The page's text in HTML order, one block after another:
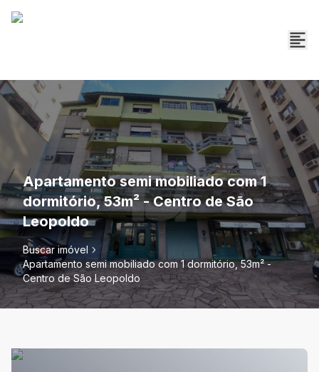
Apartamento semi mobiliado com 1
dormitório, 53m² - Centro de São
Leopoldo
Buscar imóvel
Apartamento semi mobiliado com 1 dormitório, 53m² -
Centro de São Leopoldo